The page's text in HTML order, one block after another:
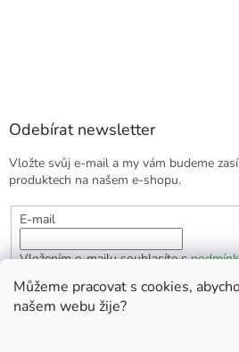
Můžeme pracovat s cookies,
našem webu žije?
Odebírat newsletter
Vložte svůj e-mail a my vám budeme
produktech na našem e-shopu.
E-mail
Vložením e-mailu souhlasíte s
PŘIHLÁSIT SE